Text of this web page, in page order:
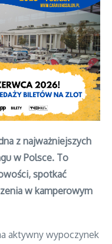
z najważniejszych
w Polsce. To
spotkać
w kamperowym
aktywny wypoczynek